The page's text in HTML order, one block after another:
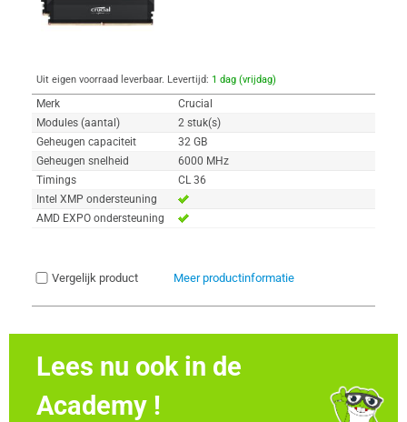
Uit eigen voorraad leverbaar. Levertijd: 1 dag (vrijdag)
Merk
Crucial
Modules (aantal)
2 stuk(s)
Geheugen capaciteit
32 GB
Geheugen snelheid
6000 MHz
Timings
CL 36
Intel XMP ondersteuning
AMD EXPO ondersteuning
Vergelijk product Meer productinformatie
Lees nu ook in de
Academy !